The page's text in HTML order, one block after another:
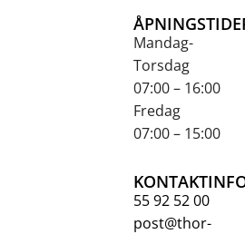
Mandag-
Torsdag
07:00 – 16:00
Fredag
07:00 – 15:00
55 92 52 00
post@thor-